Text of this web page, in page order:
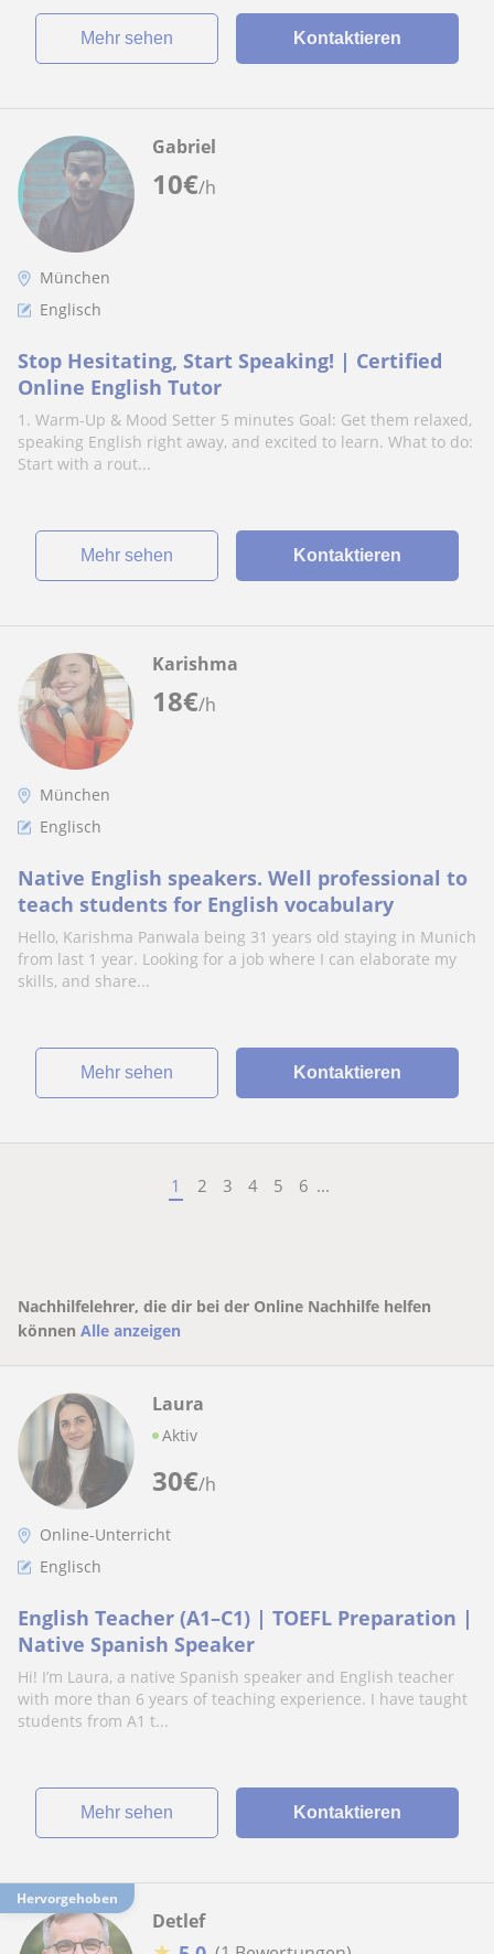
Mehr sehen Kontaktieren
10€/h
Gabriel
München
Englisch
Stop Hesitating, Start Speaking! | Certified
Online English Tutor
1. Warm-Up & Mood Setter 5 minutes Goal: Get them relaxed,
speaking English right away, and excited to learn. What to do:
Start with a rout...
Mehr sehen Kontaktieren
18€/h
Karishma
München
Englisch
Native English speakers. Well professional to
teach students for English vocabulary
Hello, Karishma Panwala being 31 years old staying in Munich
from last 1 year. Looking for a job where I can elaborate my
skills, and share...
Mehr sehen Kontaktieren
1 2 3 4 5 6 ...
Nachhilfelehrer, die dir bei der Online Nachhilfe helfen
können Alle anzeigen
30€/h
Laura
Aktiv
Online-Unterricht
Englisch
English Teacher (A1–C1) | TOEFL Preparation |
Native Spanish Speaker
Hi! I’m Laura, a native Spanish speaker and English teacher
with more than 6 years of teaching experience. I have taught
students from A1 t...
Mehr sehen Kontaktieren
Hervorgehoben
Detlef